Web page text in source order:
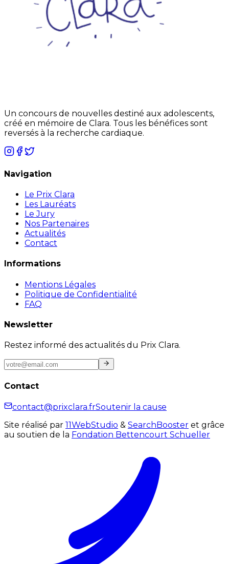
Un concours de nouvelles destiné aux adolescents,
créé en mémoire de Clara. Tous les bénéfices sont
reversés à la recherche cardiaque.
Navigation
Le Prix Clara
Les Lauréats
Le Jury
Nos Partenaires
Actualités
Contact
Informations
Mentions Légales
Politique de Confidentialité
FAQ
Newsletter
Restez informé des actualités du Prix Clara.
Contact
contact@prixclara.frSoutenir la cause
Site réalisé par 11WebStudio & SearchBooster et grâce
au soutien de la Fondation Bettencourt Schueller